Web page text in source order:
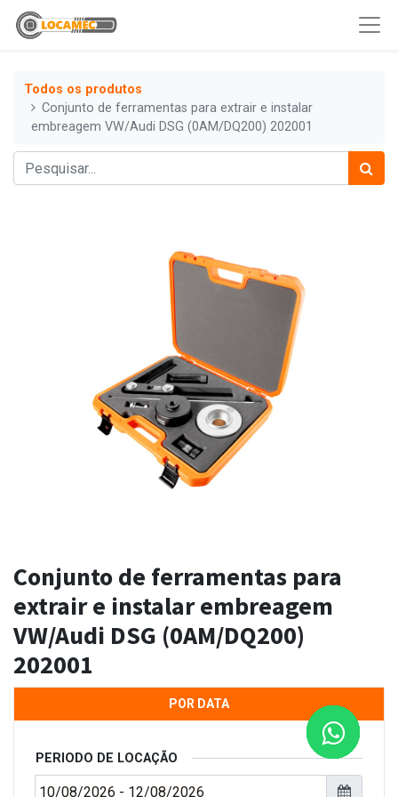
Todos os produtos
Conjunto de ferramentas para extrair e instalar
embreagem VW/Audi DSG (0AM/DQ200) 202001
Conjunto de ferramentas para
extrair e instalar embreagem
VW/Audi DSG (0AM/DQ200)
202001
POR DATA
PERIODO DE LOCAÇÃO